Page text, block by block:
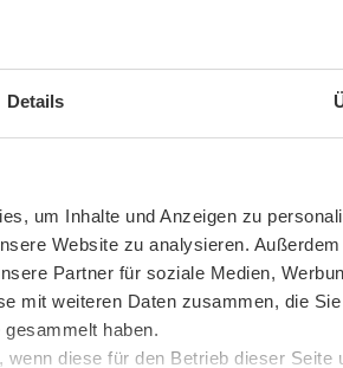
Details
um Inhalte und Anzeigen zu
Website zu analysieren.
Partner für soziale Medien,
mit weiteren Daten zusammen, die
haben.
diese für den Betrieb dieser Seite